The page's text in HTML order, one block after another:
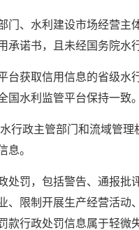
门、水利建设市场经营主
承诺书，且未经国务院水
台获取信用信息的省级
国水利监管平台保持一
行政主管部门和流域管
息。
处罚，包括警告、通报批
、限制开展生产经营活动
款行政处罚信息属于轻微